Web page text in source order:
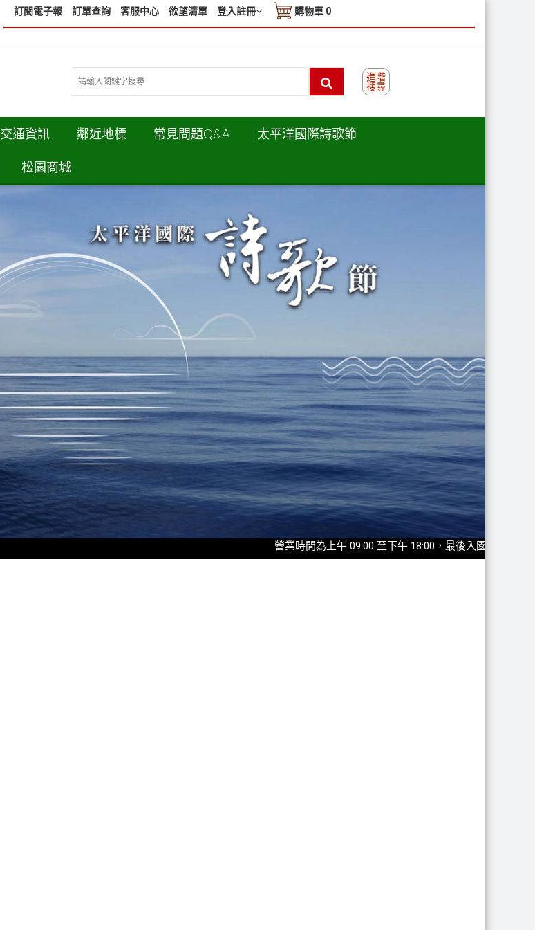
訂閱電子報 訂單查詢 客服中心 欲望清單 登入註冊 購物車 0
進階
搜尋
交通資訊 鄰近地標 常見問題Q&A 太平洋國際詩歌節
松園商城
營業時間為上午 09:00 至下午 18:00，最後入園時間為